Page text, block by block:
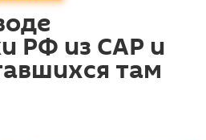
РФ из САР и
там